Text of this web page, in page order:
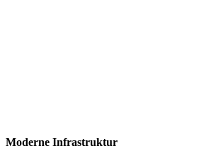
Moderne Infrastruktur